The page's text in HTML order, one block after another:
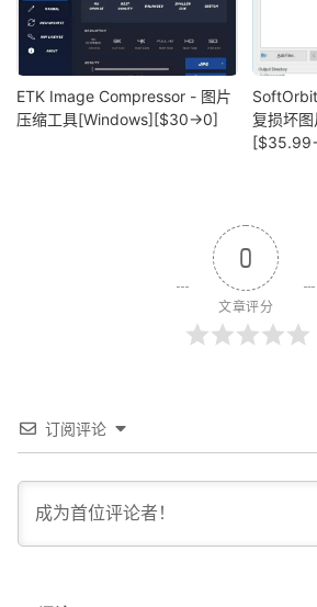
ETK Image Compressor - 图片
压缩工具[Windows][$30→0]
复损坏
0
文章评分
订阅评论